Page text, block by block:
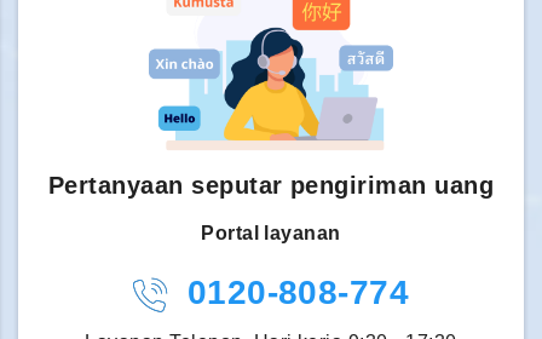
Pertanyaan seputar pengiriman uang
Portal layanan
0120-808-774